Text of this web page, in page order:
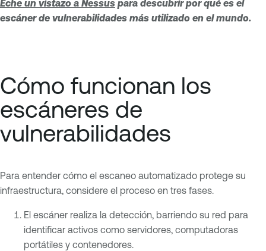
Eche un vistazo a Nessus para descubrir por qué es el
escáner de vulnerabilidades más utilizado en el mundo.
Cómo funcionan los
escáneres de
vulnerabilidades
Para entender cómo el escaneo automatizado protege su
infraestructura, considere el proceso en tres fases.
El escáner realiza la detección, barriendo su red para
identificar activos como servidores, computadoras
portátiles y contenedores.